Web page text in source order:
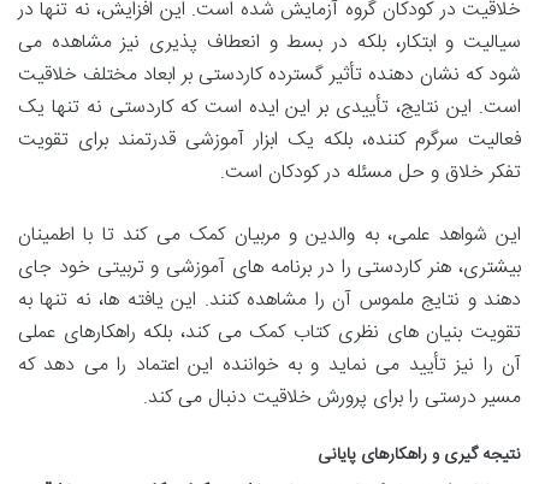
خلاقیت در کودکان گروه آزمایش شده است. این افزایش، نه تنها در
سیالیت و ابتکار، بلکه در بسط و انعطاف پذیری نیز مشاهده می
شود که نشان دهنده تأثیر گسترده کاردستی بر ابعاد مختلف خلاقیت
است. این نتایج، تأییدی بر این ایده است که کاردستی نه تنها یک
فعالیت سرگرم کننده، بلکه یک ابزار آموزشی قدرتمند برای تقویت
تفکر خلاق و حل مسئله در کودکان است.
این شواهد علمی، به والدین و مربیان کمک می کند تا با اطمینان
بیشتری، هنر کاردستی را در برنامه های آموزشی و تربیتی خود جای
دهند و نتایج ملموس آن را مشاهده کنند. این یافته ها، نه تنها به
تقویت بنیان های نظری کتاب کمک می کند، بلکه راهکارهای عملی
آن را نیز تأیید می نماید و به خواننده این اعتماد را می دهد که
مسیر درستی را برای پرورش خلاقیت دنبال می کند.
نتیجه گیری و راهکارهای پایانی